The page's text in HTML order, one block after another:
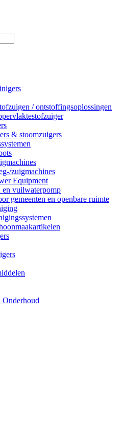
/ ontstoffingsoplossingen
& stoomzuigers
zuigmachines
Equipment
en vuilwaterpomp
gemeenten en openbare ruimte